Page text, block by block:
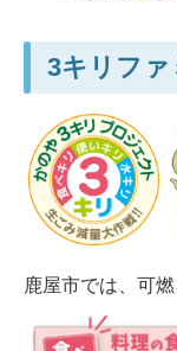
3キリファ
鹿屋市では、可